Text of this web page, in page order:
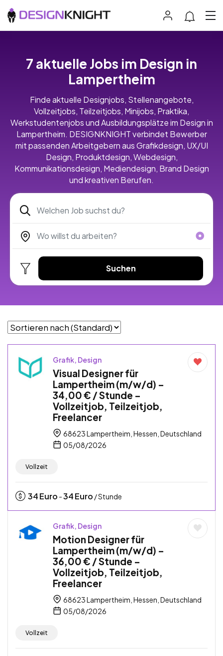
7 aktuelle Jobs im Design in
Lampertheim
Finde aktuelle Designjobs, Stellenangebote,
Vollzeitjobs, Teilzeitjobs, Minijobs, Praktika,
Werkstudentenjobs und Ausbildungsplätze im Design in
Lampertheim. DESIGNKNIGHT verbindet Bewerber
mit passenden Arbeitgebern aus Grafikdesign, UX/UI
Design, Produktdesign, Webdesign,
Kommunikationsdesign, Mediendesign, Brand Design
und kreativen Berufen.
Suchen
Grafik, Design
Visual Designer für
Lampertheim (m/w/d) –
34,00 € / Stunde –
Vollzeitjob, Teilzeitjob,
Freelancer
68623 Lampertheim, Hessen, Deutschland
05/08/2026
Vollzeit
34Euro -34Euro / Stunde
Grafik, Design
Motion Designer für
Lampertheim (m/w/d) –
36,00 € / Stunde –
Vollzeitjob, Teilzeitjob,
Freelancer
68623 Lampertheim, Hessen, Deutschland
05/08/2026
Vollzeit